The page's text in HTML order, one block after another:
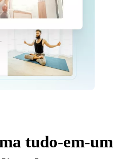
tudo-em-um